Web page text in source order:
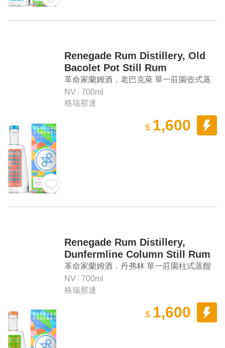
Renegade Rum Distillery, Old
Bacolet Pot Still Rum
革命家蘭姆酒．老巴克萊 單一莊園壺式蒸
餾蘭姆酒
NV
700ml
格瑞那達
$ 1,600
Renegade Rum Distillery,
Dunfermline Column Still Rum
革命家蘭姆酒．丹弗林 單一莊園柱式蒸餾
蘭姆酒
NV
700ml
格瑞那達
$ 1,600